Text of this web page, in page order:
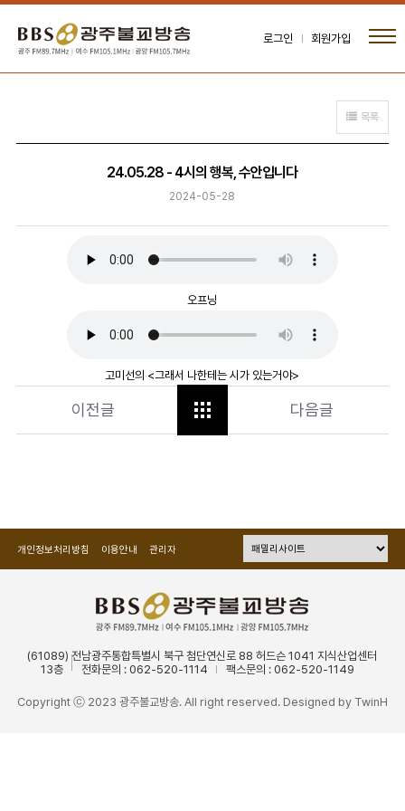
로그인 회원가입
목록
24.05.28 - 4시의 행복, 수안입니다
2024-05-28
오프닝
고미선의 <그래서 나한테는 시가 있는거야>
이전글 다음글
개인정보처리방침 이용안내 관리자
(61089) 전남광주통합특별시 북구 첨단연신로 88 허드슨 1041 지식산업센터
13층
전화문의 : 062-520-1114 팩스문의 : 062-520-1149
Copyright ⓒ 2023 광주불교방송. All right reserved. Designed by TwinH